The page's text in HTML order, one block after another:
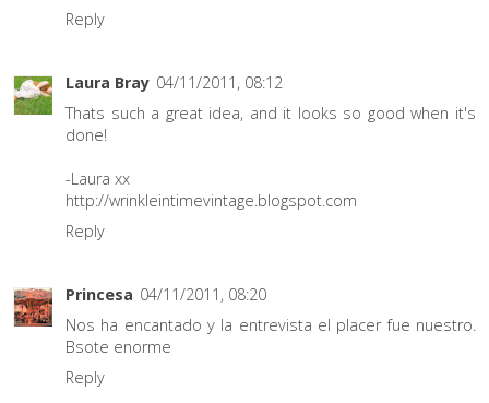
Reply
Laura Bray 04/11/2011, 08:12
Thats such a great idea, and it looks so good when it's
done!
-Laura xx
http://wrinkleintimevintage.blogspot.com
Reply
Princesa 04/11/2011, 08:20
Nos ha encantado y la entrevista el placer fue nuestro.
Bsote enorme
Reply